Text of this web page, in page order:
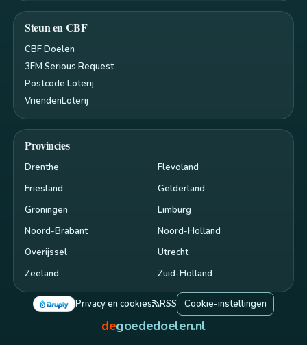
Steun en CBF
CBF Doelen
3FM Serious Request
Postcode Loterij
VriendenLoterij
Provincies
Drenthe
Flevoland
Friesland
Gelderland
Groningen
Limburg
Noord-Brabant
Noord-Holland
Overijssel
Utrecht
Zeeland
Zuid-Holland
Privacy en cookies RSS Cookie-instellingen
degoededoelen.nl